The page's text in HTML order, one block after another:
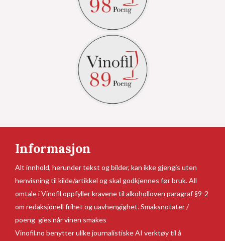
Informasjon
Alt innhold, herunder tekst og bilder, kan ikke gjengis uten
henvisning til kilde/artikkel og skal godkjennes før bruk. All
omtale i Vinofil oppfyller kravene til alkoholloven paragraf §9-2
om redaksjonell frihet og uavhengighet. Smaksnotater /
poeng gies når vinen smakes
Vinofil.no benytter ulike journalistiske AI verktøy til å